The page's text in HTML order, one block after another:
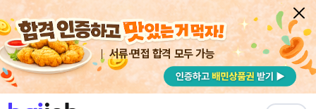
서류·면접 합격 모두 가능
채용공고 자소서 자유항목 자소서 내 작성목록
LX인터내셔널 즐겨찾기